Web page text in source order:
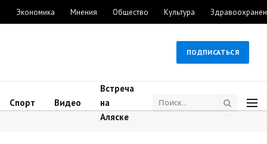
Экономика Мнения Общество Культура
ПОДПИСАТЬСЯ
Спорт Видео
Встреча
на
Аляске